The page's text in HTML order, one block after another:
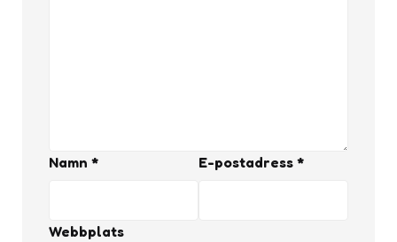
Namn * E-postadress *
Webbplats